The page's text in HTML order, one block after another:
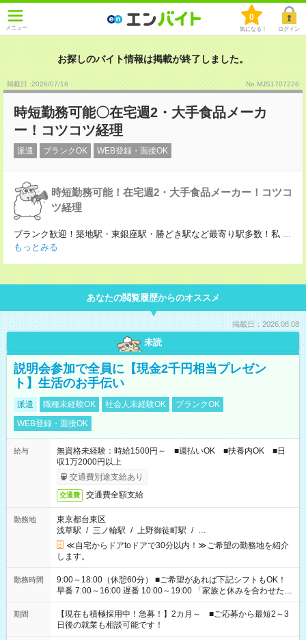
メニュー
0
気になる！ ログイン
お探しのバイト情報は掲載が終了しました。
掲載日 :2026/07/16 No.MJS1707226
時短勤務可能〇在宅週2・大手食品メーカ
ー！コツコツ経理
派遣 ブランクOK WEB登録・面接OK
時短勤務可能！在宅週2・大手食品メーカー！コツコ
ツ経理
ブランク歓迎！築地駅・東銀座駅・勝どき駅など最寄り駅多数！私 ...
もっとみる
あなたの閲覧履歴からのオススメ
掲載日：2026.08.08
未読
説明会参加で全員に【現金2千円相当プレゼン
ト】生活のお手伝い
派遣 職種未経験OK 社会人未経験OK
ブランクOK
WEB登録・面接OK
給与
無資格未経験：時給1500円～ ■週払いOK ■扶養内OK ■日
収1万2000円以上
交通費別途支給あり
交通費 交通費全額支給
勤務地
東京都台東区
浅草駅 / 三ノ輪駅 / 上野御徒町駅 / …
≪自宅からドアtoドアで30分以内！≫ご希望の勤務地を紹介
します。
勤務時間
9:00～18:00（休憩60分） ■ご希望があれば下記シフトもOK！
早番 7:00～16:00 遅番 10:00～19:00 「家族と休みを合わせた
い」 「余裕を持って夕飯の準備がしたい」 「できれば残業はし
たくない」 など、ご希望を教えてくださいね。 ※Wワーク希望
の方へ 今ご覧のお仕事で希望する勤務時間と、もう1つのお仕事
の勤務時間。 合計で週40時間を超える場合は応募できません。
期間
【現在も積極採用中！急募！】2カ月～ ■ご応募から最短2～3
日後の就業も相談可能です！